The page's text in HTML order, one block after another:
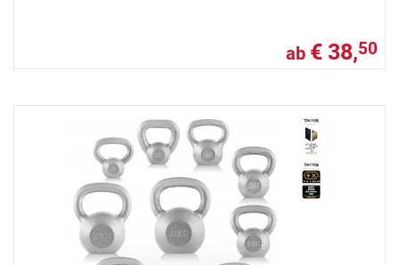
ab € 38,50